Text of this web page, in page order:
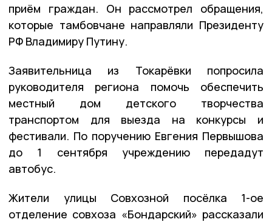
приём граждан. Он рассмотрел обращения,
которые тамбовчане направляли Президенту
РФ Владимиру Путину.
Заявительница из Токарёвки попросила
руководителя региона помочь обеспечить
местный дом детского творчества
транспортом для выезда на конкурсы и
фестивали. По поручению Евгения Первышова
до 1 сентября учреждению передадут
автобус.
Жители улицы Совхозной посёлка 1-ое
отделение совхоза «Бондарский» рассказали